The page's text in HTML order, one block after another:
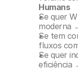
Humans
Se quer
moderna
Se tem
fluxos
Se quer
eficiência